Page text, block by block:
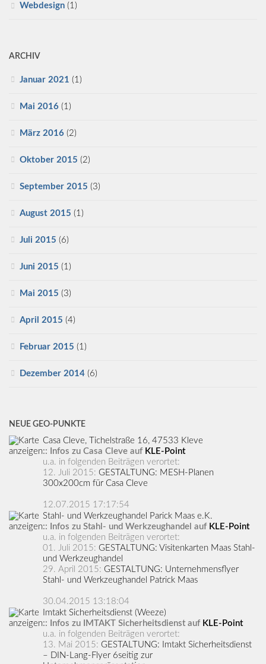
Webdesign (1)
ARCHIV
Januar 2021 (1)
Mai 2016 (1)
März 2016 (2)
Oktober 2015 (2)
September 2015 (3)
August 2015 (1)
Juli 2015 (6)
Juni 2015 (1)
Mai 2015 (3)
April 2015 (4)
Februar 2015 (1)
Dezember 2014 (6)
NEUE GEO-PUNKTE
Casa Cleve, Tichelstraße 16, 47533 Kleve
:: Infos zu Casa Cleve auf KLE-Point
u.a. in folgenden Beiträgen verortet:
12. Juli 2015: GESTALTUNG: MESH-Planen
300x200cm für Casa Cleve
12.07.2015 17:17:54
Stahl- und Werkzeughandel Parick Maas e.K.
:: Infos zu Stahl- und Werkzeughandel auf KLE-Point
u.a. in folgenden Beiträgen verortet:
01. Juli 2015: GESTALTUNG: Visitenkarten Maas Stahl-
und Werkzeughandel
29. April 2015: GESTALTUNG: Unternehmensflyer
Stahl- und Werkzeughandel Patrick Maas
30.04.2015 13:18:04
Imtakt Sicherheitsdienst (Weeze)
:: Infos zu IMTAKT Sicherheitsdienst auf KLE-Point
u.a. in folgenden Beiträgen verortet:
13. Mai 2015: GESTALTUNG: Imtakt Sicherheitsdienst
– DIN-Lang-Flyer 6seitig zur